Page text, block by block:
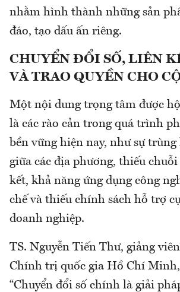
nhằm hình thành những sản
đáo, tạo dấu ấn riêng.
CHUYỂN ĐỔI SỐ, LIÊN
VÀ TRAO QUYỀN CHO
Một nội dung trọng tâm được
là các rào cản trong quá trình
bền vững hiện nay, như sự
giữa các địa phương, thiếu
kết, khả năng ứng dụng công
chế và thiếu chính sách hỗ trợ
doanh nghiệp.
TS. Nguyễn Tiến Thư, giảng
Chính trị quốc gia Hồ Chí
“Chuyển đổi số chính là giải